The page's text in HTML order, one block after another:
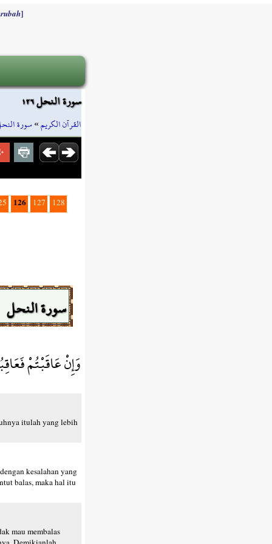
]
سورة النحل ١٢٦
القرآن الكريم»سورة
126 127 128
سورة النحل
وَإِنْ عَاقَبْتُمْ
itulah yang lebih
kesalahan yang
balas, maka hal itu
mau membalas